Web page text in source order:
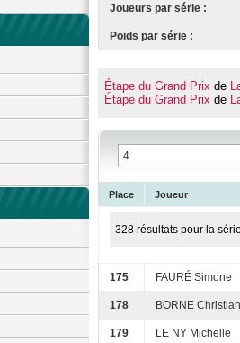
Joueurs par série :
Poids par série :
Étape du Grand Prix de
Étape du Grand Prix de
Place Joueur
328 résultats pour la
175 FAURÉ Simone
178 BORNE
179 LE NY Michelle